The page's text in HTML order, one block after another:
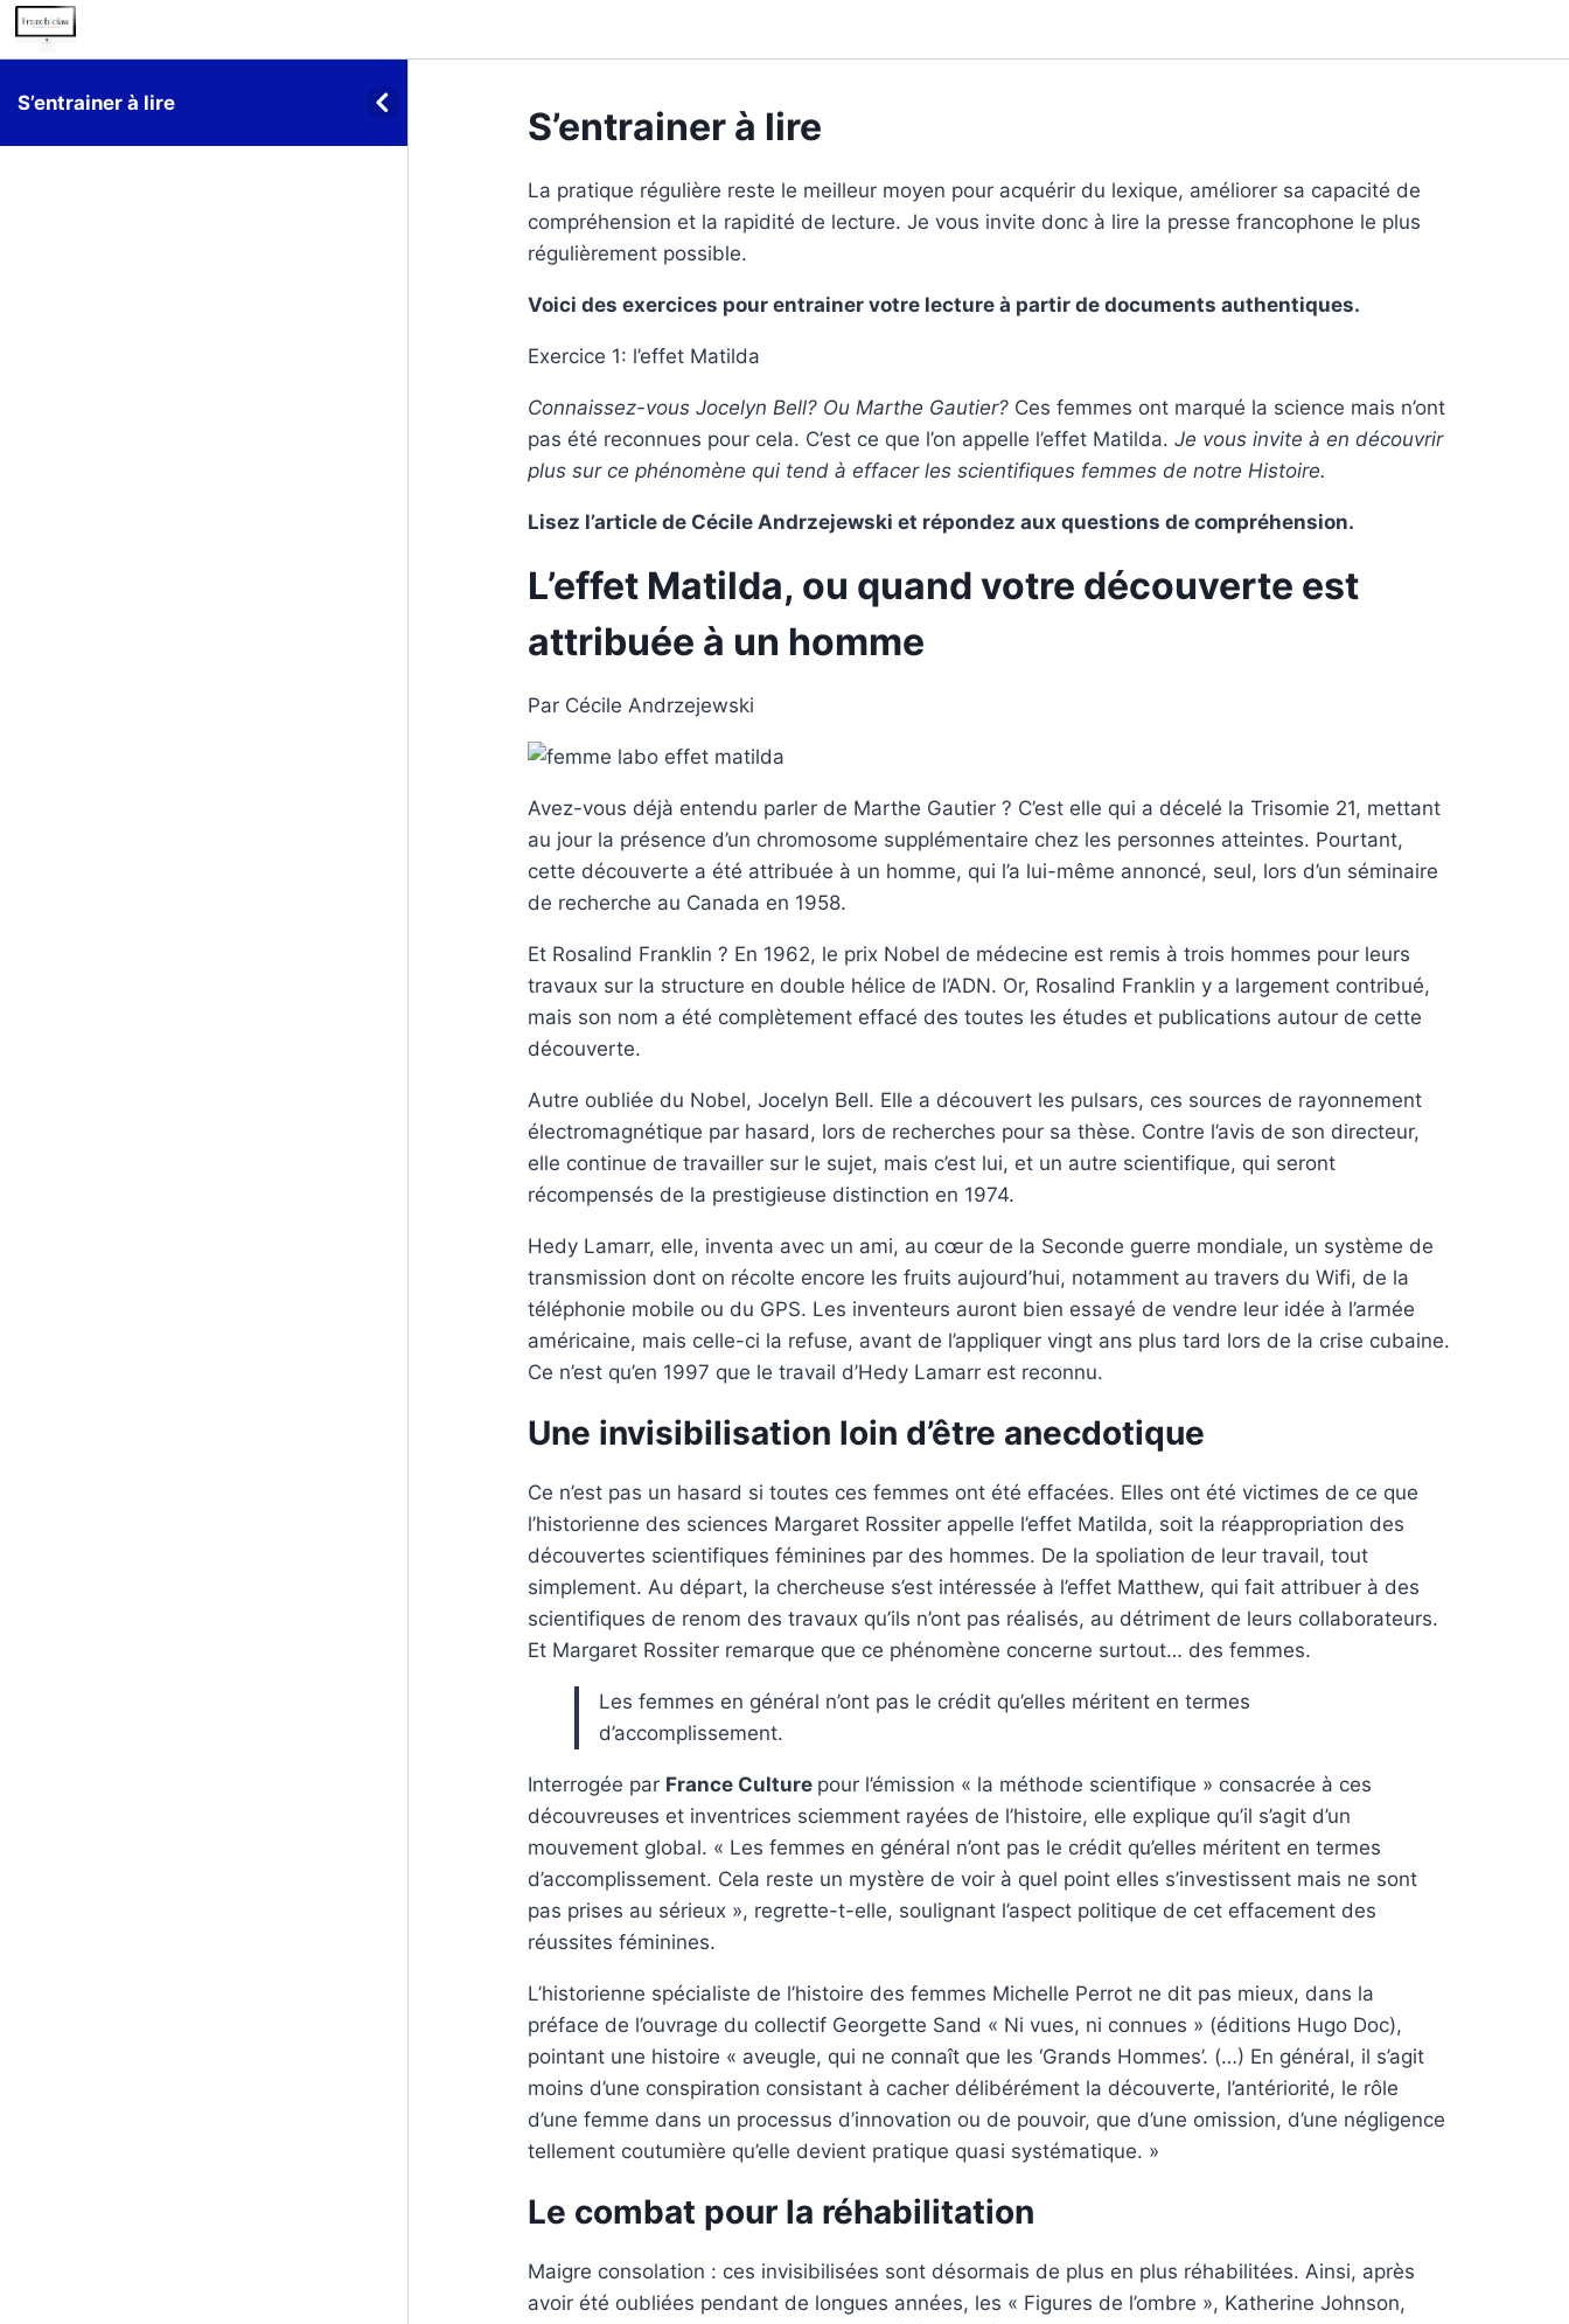
S’entrainer à lire
S’entrainer à lire
La pratique régulière reste le meilleur moyen pour acquérir du lexique, améliorer sa capacité de
compréhension et la rapidité de lecture. Je vous invite donc à lire la presse francophone le plus
régulièrement possible.
Voici des exercices pour entrainer votre lecture à partir de documents authentiques.
Exercice 1: l’effet Matilda
Connaissez-vous Jocelyn Bell? Ou Marthe Gautier? Ces femmes ont marqué la science mais n’ont
pas été reconnues pour cela. C’est ce que l’on appelle l’effet Matilda. Je vous invite à en découvrir
plus sur ce phénomène qui tend à effacer les scientifiques femmes de notre Histoire.
Lisez l’article de Cécile Andrzejewski et répondez aux questions de compréhension.
L’effet Matilda, ou quand votre découverte est
attribuée à un homme
Par Cécile Andrzejewski
Avez-vous déjà entendu parler de Marthe Gautier ? C’est elle qui a décelé la Trisomie 21, mettant
au jour la présence d’un chromosome supplémentaire chez les personnes atteintes. Pourtant,
cette découverte a été attribuée à un homme, qui l’a lui-même annoncé, seul, lors d’un séminaire
de recherche au Canada en 1958.
Et Rosalind Franklin ? En 1962, le prix Nobel de médecine est remis à trois hommes pour leurs
travaux sur la structure en double hélice de l’ADN. Or, Rosalind Franklin y a largement contribué,
mais son nom a été complètement effacé des toutes les études et publications autour de cette
découverte.
Autre oubliée du Nobel, Jocelyn Bell. Elle a découvert les pulsars, ces sources de rayonnement
électromagnétique par hasard, lors de recherches pour sa thèse. Contre l’avis de son directeur,
elle continue de travailler sur le sujet, mais c’est lui, et un autre scientifique, qui seront
récompensés de la prestigieuse distinction en 1974.
Hedy Lamarr, elle, inventa avec un ami, au cœur de la Seconde guerre mondiale, un système de
transmission dont on récolte encore les fruits aujourd’hui, notamment au travers du Wifi, de la
téléphonie mobile ou du GPS. Les inventeurs auront bien essayé de vendre leur idée à l’armée
américaine, mais celle-ci la refuse, avant de l’appliquer vingt ans plus tard lors de la crise cubaine.
Ce n’est qu’en 1997 que le travail d’Hedy Lamarr est reconnu.
Une invisibilisation loin d’être anecdotique
Ce n’est pas un hasard si toutes ces femmes ont été effacées. Elles ont été victimes de ce que
l’historienne des sciences Margaret Rossiter appelle l’effet Matilda, soit la réappropriation des
découvertes scientifiques féminines par des hommes. De la spoliation de leur travail, tout
simplement. Au départ, la chercheuse s’est intéressée à l’effet Matthew, qui fait attribuer à des
scientifiques de renom des travaux qu’ils n’ont pas réalisés, au détriment de leurs collaborateurs.
Et Margaret Rossiter remarque que ce phénomène concerne surtout… des femmes.
Les femmes en général n’ont pas le crédit qu’elles méritent en termes
d’accomplissement.
Interrogée par France Culture pour l’émission « la méthode scientifique » consacrée à ces
découvreuses et inventrices sciemment rayées de l’histoire, elle explique qu’il s’agit d’un
mouvement global. « Les femmes en général n’ont pas le crédit qu’elles méritent en termes
d’accomplissement. Cela reste un mystère de voir à quel point elles s’investissent mais ne sont
pas prises au sérieux », regrette-t-elle, soulignant l’aspect politique de cet effacement des
réussites féminines.
L’historienne spécialiste de l’histoire des femmes Michelle Perrot ne dit pas mieux, dans la
préface de l’ouvrage du collectif Georgette Sand « Ni vues, ni connues » (éditions Hugo Doc),
pointant une histoire « aveugle, qui ne connaît que les ‘Grands Hommes’. (…) En général, il s’agit
moins d’une conspiration consistant à cacher délibérément la découverte, l’antériorité, le rôle
d’une femme dans un processus d’innovation ou de pouvoir, que d’une omission, d’une négligence
tellement coutumière qu’elle devient pratique quasi systématique. »
Le combat pour la réhabilitation
Maigre consolation : ces invisibilisées sont désormais de plus en plus réhabilitées. Ainsi, après
avoir été oubliées pendant de longues années, les « Figures de l’ombre », Katherine Johnson,